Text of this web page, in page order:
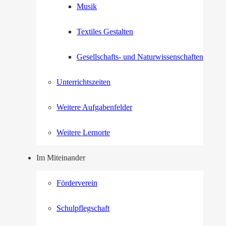
Musik
Textiles Gestalten
Gesellschafts- und Naturwissenschaften
Unterrichtszeiten
Weitere Aufgabenfelder
Weitere Lernorte
Im Miteinander
Förderverein
Schulpflegschaft